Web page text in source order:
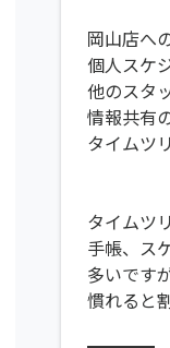
岡山店へ
個人スケ
他のスタ
情報共有
タイムツ
タイムツ
手帳、ス
多いですが
慣れると